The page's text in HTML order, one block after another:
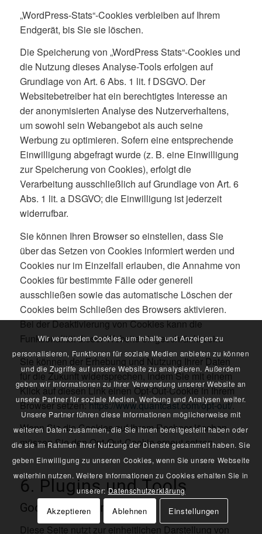
„WordPress-Stats“-Cookies verbleiben auf Ihrem
Endgerät, bis Sie sie löschen.
Die Speicherung von „WordPress Stats“-Cookies und
die Nutzung dieses Analyse-Tools erfolgen auf
Grundlage von Art. 6 Abs. 1 lit. f DSGVO. Der
Websitebetreiber hat ein berechtigtes Interesse an
der anonymisierten Analyse des Nutzerverhaltens,
um sowohl sein Webangebot als auch seine
Werbung zu optimieren. Sofern eine entsprechende
Einwilligung abgefragt wurde (z. B. eine Einwilligung
zur Speicherung von Cookies), erfolgt die
Verarbeitung ausschließlich auf Grundlage von Art. 6
Abs. 1 lit. a DSGVO; die Einwilligung ist jederzeit
widerrufbar.
Sie können Ihren Browser so einstellen, dass Sie
über das Setzen von Cookies informiert werden und
Cookies nur im Einzelfall erlauben, die Annahme von
Cookies für bestimmte Fälle oder generell
ausschließen sowie das automatische Löschen der
Cookies beim Schließen des Browsers aktivieren.
Bei der Deaktivierung von Cookies kann die
Funktionalität dieser Website eingeschränkt sein.
Sie können der Erhebung und Nutzung Ihrer Daten
für die Zukunft widersprechen, indem Sie mit einem
Klick auf diesen Link einen Opt-Out-Cookie in Ihrem
Browser setzen:https://www.quantcast.com/opt-out/.
Wenn Sie die Cookies auf Ihrem Rechner löschen,
müssen Sie den Opt-Out-Cookie erneut setzen.
6. Plugins und Tools
Google Web Fonts
Diese Seite nutzt zur einheitlichen Darstellung von
Wir verwenden Cookies, um Inhalte und Anzeigen zu
personalisieren, Funktionen für soziale Medien anbieten zu können
und die Zugriffe auf unsere Website zu analysieren. Außerdem
geben wir Informationen zu Ihrer Verwendung unserer Website an
unsere Partner für soziale Medien, Werbung und Analysen weiter.
Unsere Partner führen diese Informationen möglicherweise mit
weiteren Daten zusammen, die Sie ihnen bereitgestellt haben oder
die sie im Rahmen Ihrer Nutzung der Dienste gesammelt haben. Sie
geben Einwilligung zu unseren Cookies, wenn Sie unsere Webseite
weiterhin nutzen. Weitere Informationen zu Cookies erhalten Sie in
unserer:Datenschutzerklärung
Akzeptieren Ablehnen Einstellungen